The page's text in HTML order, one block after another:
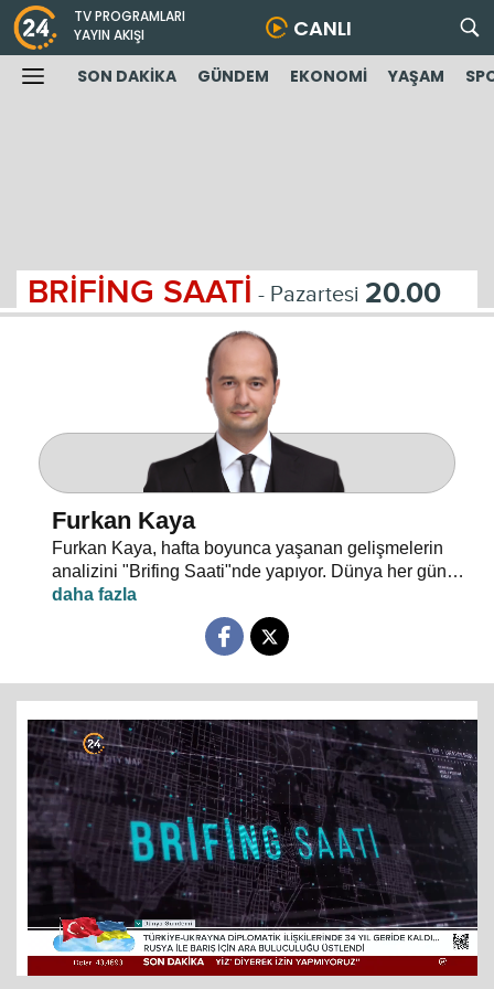
TV PROGRAMLARI
YAYIN AKIŞI
CANLI
SON DAKİKA GÜNDEM EKONOMİ YAŞAM
BRİFİNG SAATİ - Pazartesi 20.00
Furkan Kaya
Furkan Kaya, hafta boyunca yaşanan gelişmelerin
analizini "Brifing Saati"nde yapıyor. Dünya her gün
yeni olaylarla şekilleniyor. Gündem yoğun, akış hızlı...
Siyasi gelişmeler, dış politika, uluslararası güvenlik,
terörle mücadele ve gündeme dair herşey
cevapları "Brifing Saati"nde aranıyor. Brifing Saati,
izleyicileriyle buluşuyor…